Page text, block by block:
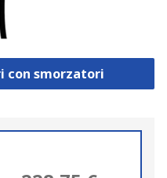
con smorzatori